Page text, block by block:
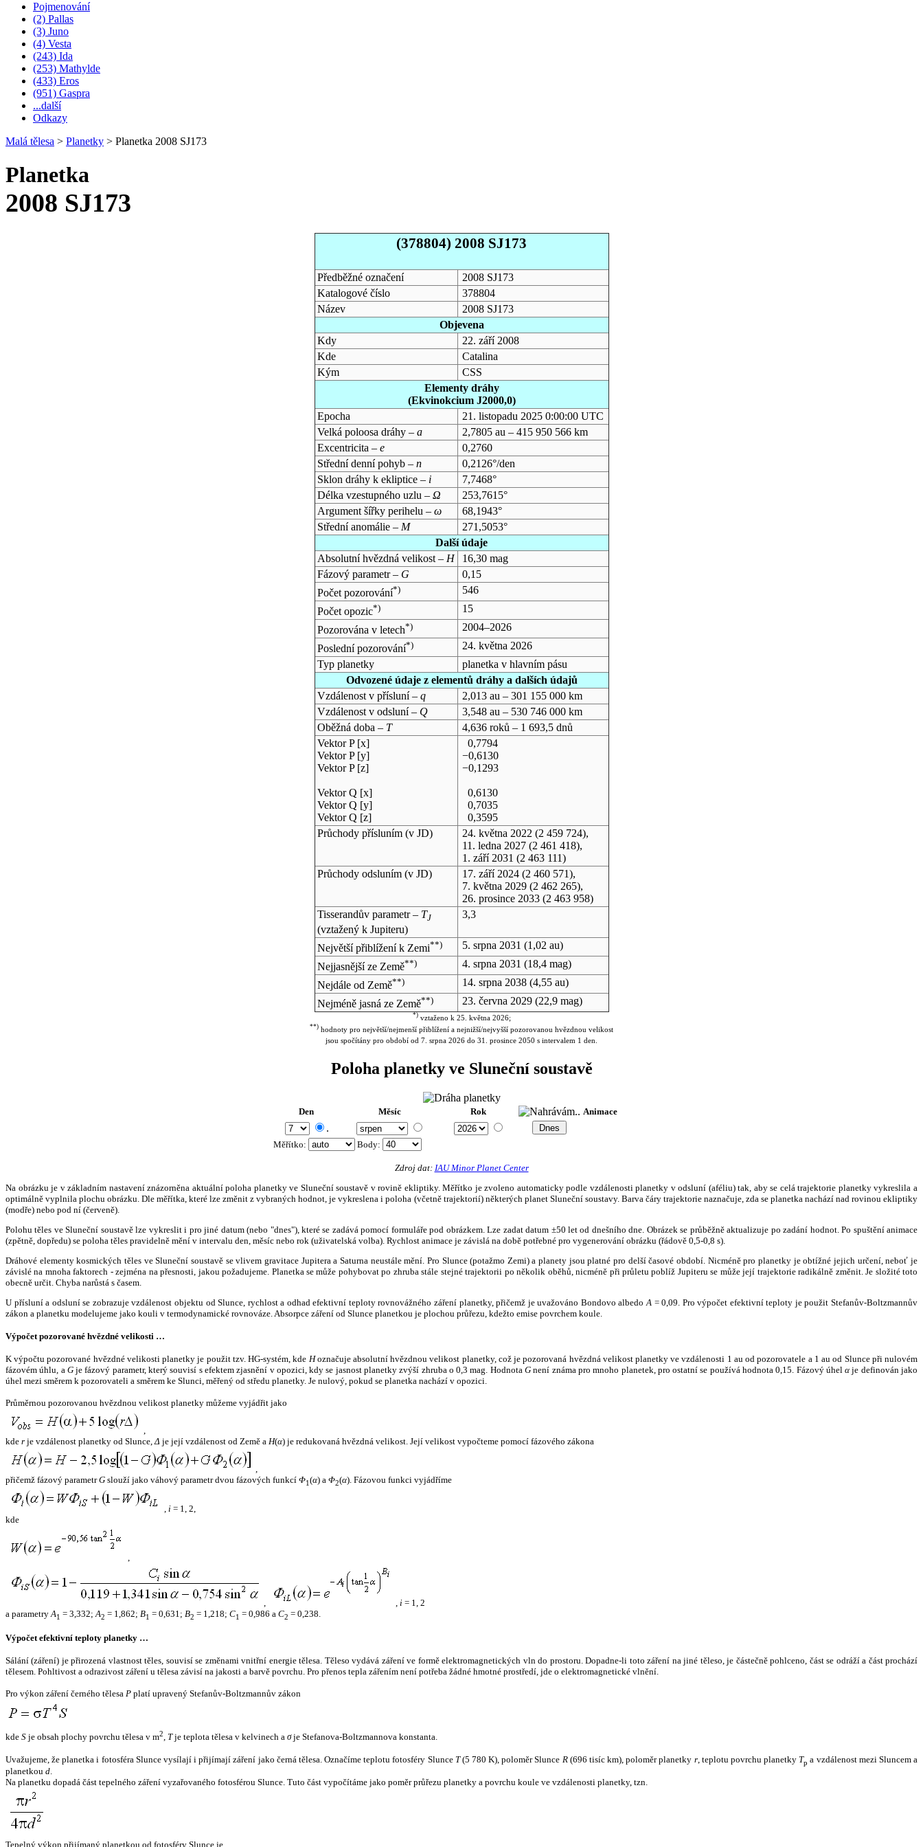
Pojmenování
(2) Pallas
(3) Juno
(4) Vesta
(243) Ida
(253) Mathylde
(433) Eros
(951) Gaspra
...další
Odkazy
Malá tělesa > Planetky > Planetka 2008 SJ173
Planetka
2008 SJ173
(378804) 2008 SJ173
Předběžné označení
2008 SJ173
Katalogové číslo
378804
Název
2008 SJ173
Objevena
Kdy
22. září 2008
Kde
Catalina
Kým
CSS
Elementy dráhy
(Ekvinokcium J2000,0)
Epocha
21. listopadu 2025 0:00:00 UTC
Velká poloosa dráhy – a
2,7805 au – 415 950 566 km
Excentricita – e
0,2760
Střední denní pohyb – n
0,2126°/den
Sklon dráhy k ekliptice – i
7,7468°
Délka vzestupného uzlu – Ω
253,7615°
Argument šířky perihelu – ω
68,1943°
Střední anomálie – M
271,5053°
Další údaje
Absolutní hvězdná velikost – H
16,30 mag
Fázový parametr – G
0,15
Počet pozorování*)
546
Počet opozic*)
15
Pozorována v letech*)
2004–2026
Poslední pozorování*)
24. května 2026
Typ planetky
planetka v hlavním pásu
Odvozené údaje z elementů dráhy a dalších údajů
Vzdálenost v přísluní – q
2,013 au – 301 155 000 km
Vzdálenost v odsluní – Q
3,548 au – 530 746 000 km
Oběžná doba – T
4,636 roků – 1 693,5 dnů
Vektor P [x]
Vektor P [y]
Vektor P [z]
Vektor Q [x]
Vektor Q [y]
Vektor Q [z]
0,7794
−0,6130
−0,1293
0,6130
0,7035
0,3595
Průchody přísluním (v JD) 24. května 2022 (2 459 724),
11. ledna 2027(2 461 418),
1. září 2031 (2 463 111)
Průchody odsluním (v JD) 17. září 2024(2 460 571),
7. května 2029(2 462 265),
26. prosince 2033(2 463 958)
Tisserandův parametr – TJ
(vztažený k Jupiteru)
3,3
Největší přiblížení k Zemi**) 5. srpna 2031 (1,02 au)
Nejjasnější ze Země**) 4. srpna 2031 (18,4 mag)
Nejdále od Země**) 14. srpna 2038(4,55 au)
Nejméně jasná ze Země**) 23. června 2029(22,9 mag)
*)vztaženo k 25. května 2026;
**) hodnoty pro největší/nejmenší přiblížení a nejnižší/nejvyšší pozorovanou hvězdnou velikost
jsou spočítány pro období od 7. srpna 2026 do 31. prosince 2050 s intervalem 1 den.
Poloha planetky ve Sluneční soustavě
Den Měsíc Rok Animace
.
Měřítko: Body:
Zdroj dat: IAU Minor Planet Center
Na obrázku je v základním nastavení znázorněna aktuální poloha planetky ve Sluneční soustavě v rovině ekliptiky. Měřítko je zvoleno automaticky podle vzdálenosti planetky v odsluní (aféliu) tak, aby se celá trajektorie planetky vykreslila a
optimálně vyplnila plochu obrázku. Dle měřítka, které lze změnit z vybraných hodnot, je vykreslena i poloha (včetně trajektorií) některých planet Sluneční soustavy. Barva čáry trajektorie naznačuje, zda se planetka nachází nad rovinou ekliptiky
(modře) nebo pod ní (červeně).
Polohu těles ve Sluneční soustavě lze vykreslit i pro jiné datum (nebo "dnes"), které se zadává pomocí formuláře pod obrázkem. Lze zadat datum ±50 let od dnešního dne. Obrázek se průběžně aktualizuje po zadání hodnot. Po spuštění animace
(zpětně, dopředu) se poloha těles pravidelně mění v intervalu den, měsíc nebo rok (uživatelská volba). Rychlost animace je závislá na době potřebné pro vygenerování obrázku (řádově 0,5-0,8 s).
Dráhové elementy kosmických těles ve Sluneční soustavě se vlivem gravitace Jupitera a Saturna neustále mění. Pro Slunce (potažmo Zemi) a planety jsou platné pro delší časové období. Nicméně pro planetky je obtížné jejich určení, neboť je
závislé na mnoha faktorech - zejména na přesnosti, jakou požadujeme. Planetka se může pohybovat po zhruba stále stejné trajektorii po několik oběhů, nicméně při průletu poblíž Jupiteru se může její trajektorie radikálně změnit. Je složité toto
obecně určit. Chyba narůstá s časem.
U přísluní a odsluní se zobrazuje vzdálenost objektu od Slunce, rychlost a odhad efektivní teploty rovnovážného záření planetky, přičemž je uvažováno Bondovo albedo A = 0,09. Pro výpočet efektivní teploty je použit Stefanův-Boltzmannův
zákon a planetku modelujeme jako kouli v termodynamické rovnováze. Absorpce záření od Slunce planetkou je plochou průřezu, kdežto emise povrchem koule.
Výpočet pozorované hvězdné velikosti …
K výpočtu pozorované hvězdné velikosti planetky je použit tzv. HG-systém, kde Hoznačuje absolutní hvězdnou velikost planetky, což je pozorovaná hvězdná velikost planetky ve vzdálenosti 1 au od pozorovatele a 1 au od Slunce při nulovém
fázovém úhlu, a Gje fázový parametr, který souvisí s efektem zjasnění v opozici, kdy se jasnost planetky zvýší zhruba o 0,3 mag. HodnotaG není známa pro mnoho planetek, pro ostatní se používá hodnota 0,15. Fázový úhelα je definován jako
úhel mezi směrem k pozorovateli a směrem ke Slunci, měřený od středu planetky. Je nulový, pokud se planetka nachází v opozici.
Průměrnou pozorovanou hvězdnou velikost planetky můžeme vyjádřit jako
,
kde r je vzdálenost planetky od Slunce,Δ je její vzdálenost od Země a H(α) je redukovaná hvězdná velikost. Její velikost vypočteme pomocí fázového zákona
,
přičemž fázový parametrG slouží jako váhový parametr dvou fázových funkcí Φ1(α) a Φ2(α). Fázovou funkci vyjádříme
, i = 1, 2,
kde
,
, , i = 1, 2
a parametryA1 = 3,332;A2 = 1,862; B1 = 0,631; B2 = 1,218; C1 = 0,986 a C2 = 0,238.
Výpočet efektivní teploty planetky …
Sálání (záření) je přirozená vlastnost těles, souvisí se změnami vnitřní energie tělesa. Těleso vydává záření ve formě elektromagnetických vln do prostoru. Dopadne-li toto záření na jiné těleso, je částečně pohlceno, část se odráží a část prochází
tělesem. Pohltivost a odrazivost záření u tělesa závisí na jakosti a barvě povrchu. Pro přenos tepla zářením není potřeba žádné hmotné prostředí, jde o elektromagnetické vlnění.
Pro výkon záření černého tělesa P platí upravený Stefanův-Boltzmannův zákon
kde S je obsah plochy povrchu tělesa v m2, Tje teplota tělesa v kelvinech a σje Stefanova-Boltzmannova konstanta.
Uvažujeme, že planetka i fotosféra Slunce vysílají i přijímají záření jako černá tělesa. Označíme teplotu fotosféry Slunce T(5 780 K), poloměr Slunce R(696 tisíc km), poloměr planetky r, teplotu povrchu planetky Tp a vzdálenost mezi Sluncem a
planetkou d.
Na planetku dopadá část tepelného záření vyzařovaného fotosférou Slunce. Tuto část vypočítáme jako poměr průřezu planetky a povrchu koule ve vzdálenosti planetky, tzn.
Tepelný výkon přijímaný planetkou od fotosféry Slunce je